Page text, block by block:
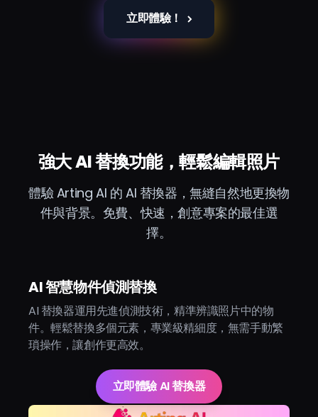
立即體驗！
強大 AI 替換功能，輕鬆編輯照片
體驗 Arting AI 的 AI 替換器，無縫自然地更換物
件與背景。免費、快速，創意專案的最佳選
擇。
AI 智慧物件偵測替換
AI 替換器運用先進偵測技術，精準辨識照片中的物
件。輕鬆替換多個元素，專業級精細度，無需手動繁
瑣操作，讓創作更高效。
立即體驗 AI 替換器